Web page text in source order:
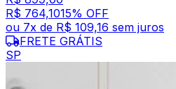
R$ 764,1015% OFF
ou 7x de R$ 109,16 sem juros
FRETE GRÁTIS
SP